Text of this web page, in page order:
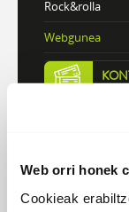
Web orri honek
Cookieak
Rock&rolla
Webgunea